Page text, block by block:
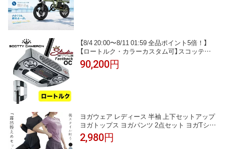
【8/4 20:00〜8/11 01:59 全品ポイント5倍！】
【ロートルク・カラーカスタム可】スコッティ
キャメロン StudioStyle Fastback OCキャメロ
ンパター Onset CenterSCOTTY CAMERON ス
90,200円
ヨガウェア レディース 半袖 上下セットアップ
ヨガトップス ヨガパンツ 2点セット ヨガTシャ
ツ ピラティスウェア ショートパンツ一体型ヨ
ガレギンス スポーツウェア フィットネスウェ
2,980円